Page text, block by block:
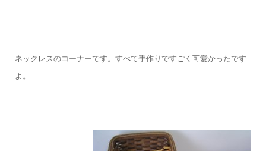
ネックレスのコーナーです。すべて手作りですごく可愛かったです
よ。